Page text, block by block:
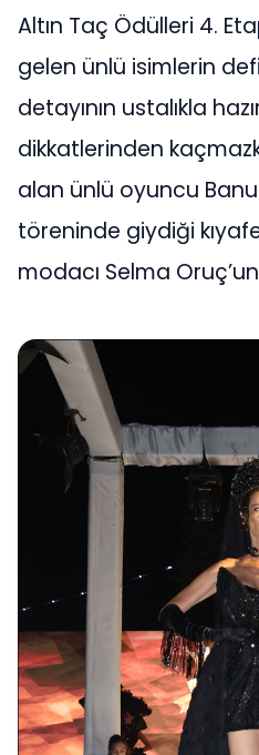
Altın Taç Ödülleri 4.
gelen ünlü isimlerin
detayının ustalıkla
dikkatlerinden
alan ünlü oyuncu Banu
töreninde giydiği
modacı Selma